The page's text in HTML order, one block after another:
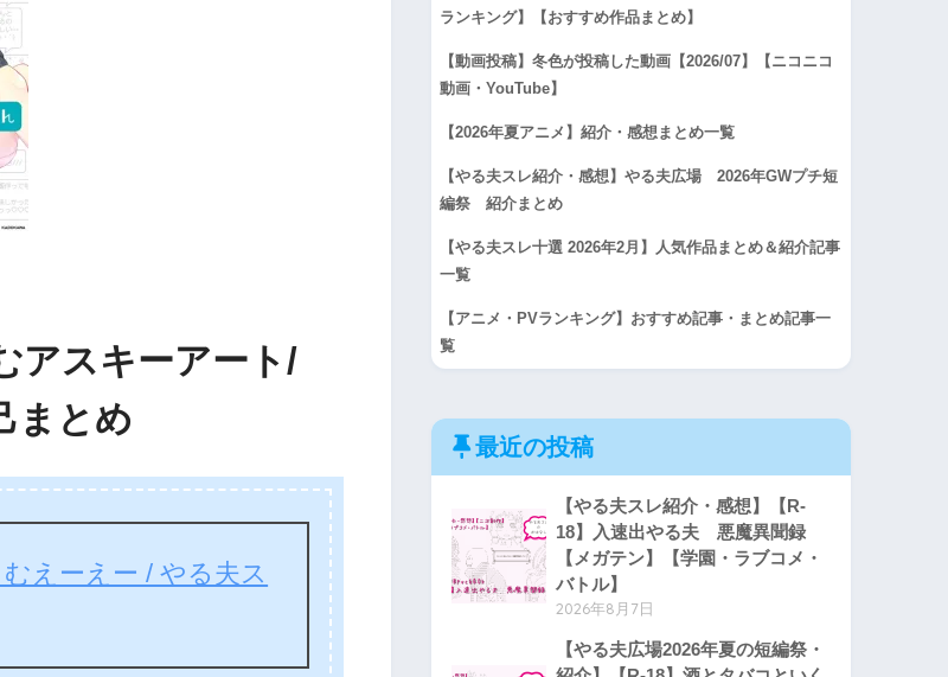
アスキーアート/
まとめ
えーえー / やる夫ス
ランキング】【おすすめ作品まとめ】
【動画投稿】冬色が投稿した動画【2026/07】【ニコニコ
動画・YouTube】
【2026年夏アニメ】紹介・感想まとめ一覧
【やる夫スレ紹介・感想】やる夫広場 2026年GWプチ短
編祭 紹介まとめ
【やる夫スレ十選 2026年2月】人気作品まとめ＆紹介記事
一覧
【アニメ・PVランキング】おすすめ記事・まとめ記事一
覧
最近の投稿
【やる夫スレ紹介・感想】【R-
18】入速出やる夫 悪魔異聞録
【メガテン】【学園・ラブコメ・
バトル】
2026年8月7日
【やる夫広場2026年夏の短編祭・